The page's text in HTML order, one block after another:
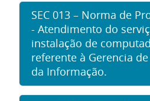
SEC 013 – Norma de
- Atendimento do
instalação de
referente à Gerencia
da Informação.